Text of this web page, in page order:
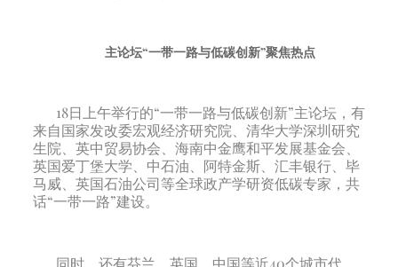
主论坛“一带一路与低碳创新”聚焦热点
18日上午举行的“一带一路与低碳创新”主论坛，有
来自国家发改委宏观经济研究院、清华大学深圳研究
生院、英中贸易协会、海南中金鹰和平发展基金会、
英国爱丁堡大学、中石油、阿特金斯、汇丰银行、毕
马威、英国石油公司等全球政产学研资低碳专家，共
话“一带一路”建设。
同时，还有芬兰、英国、中国等近40个城市代